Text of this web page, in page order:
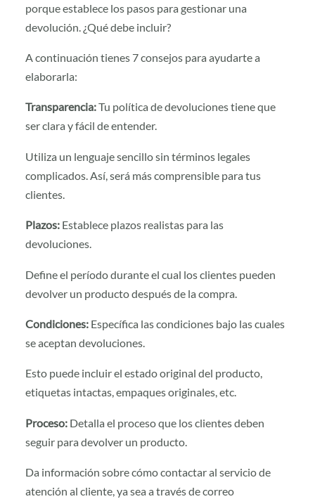
porque establece los pasos para gestionar una
devolución. ¿Qué debe incluir?
A continuación tienes 7 consejos para ayudarte a
elaborarla:
Transparencia:Tu política de devoluciones tiene que
ser clara y fácil de entender.
Utiliza un lenguaje sencillo sin términos legales
complicados. Así, será más comprensible para tus
clientes.
Plazos: Establece plazos realistas para las
devoluciones.
Define el período durante el cual los clientes pueden
devolver un producto después de la compra.
Condiciones: Específica las condiciones bajo las cuales
se aceptan devoluciones.
Esto puede incluir el estado original del producto,
etiquetas intactas, empaques originales, etc.
Proceso: Detalla el proceso que los clientes deben
seguir para devolver un producto.
Da información sobre cómo contactar al servicio de
atención al cliente, ya sea a través de correo